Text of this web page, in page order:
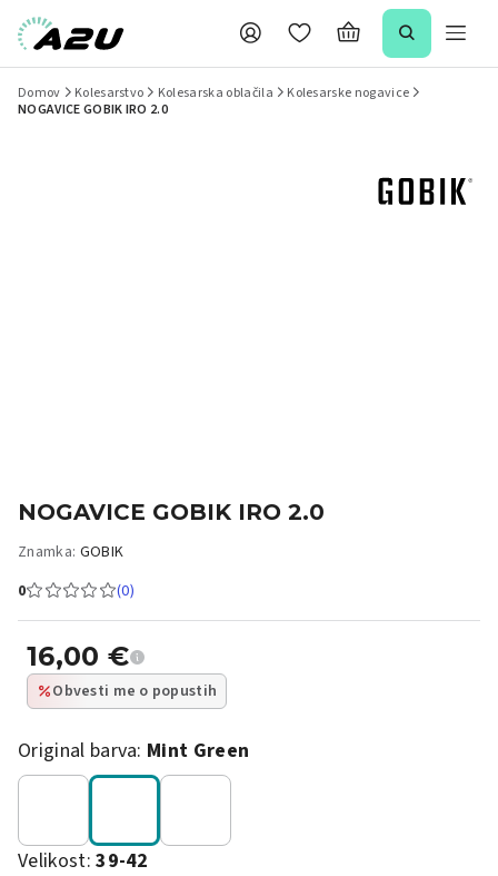
Domov Kolesarstvo Kolesarska oblačila
Kolesarske nogavice
NOGAVICE GOBIK IRO 2.0
NOGAVICE GOBIK IRO 2.0
Znamka: GOBIK
0
(0)
16,00 €
Obvesti me o popustih
Original barva: Mint Green
Velikost:39-42